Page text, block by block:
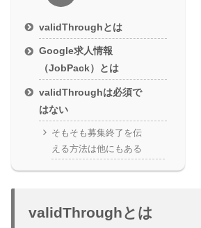
validThroughとは
Google求人情報
（JobPack）とは
validThroughは必須で
はない
そもそも募集終了を伝
える方法は他にもある
validThroughとは